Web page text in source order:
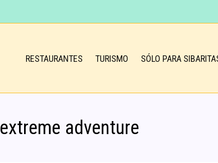
RESTAURANTES TURISMO SÓLO PARA
extreme adventure